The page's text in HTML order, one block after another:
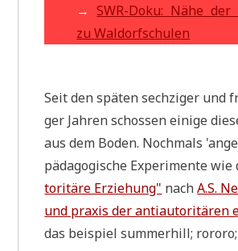
→SWR-Doku: Nähe
zu Waldorfschulen
Seit den spä­ten sech­zi­ger und
ger Jah­ren schos­sen eini­ge
aus dem Boden. Noch­mals
päd­ago­gi­sche Expe­ri­men­te wie
to­ri­tä­re Erzie­hung" nachA.S.
und pra­xis der anti­au­to­ri­tä­ren
das bei­spiel sum­merhill;